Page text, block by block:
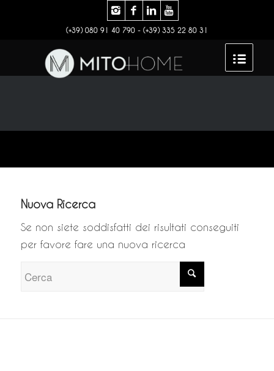
(+39) 080 91 40 790 - (+39) 335 22 80 31
Nuova Ricerca
Se non siete soddisfatti dei risultati conseguiti
per favore fare una nuova ricerca